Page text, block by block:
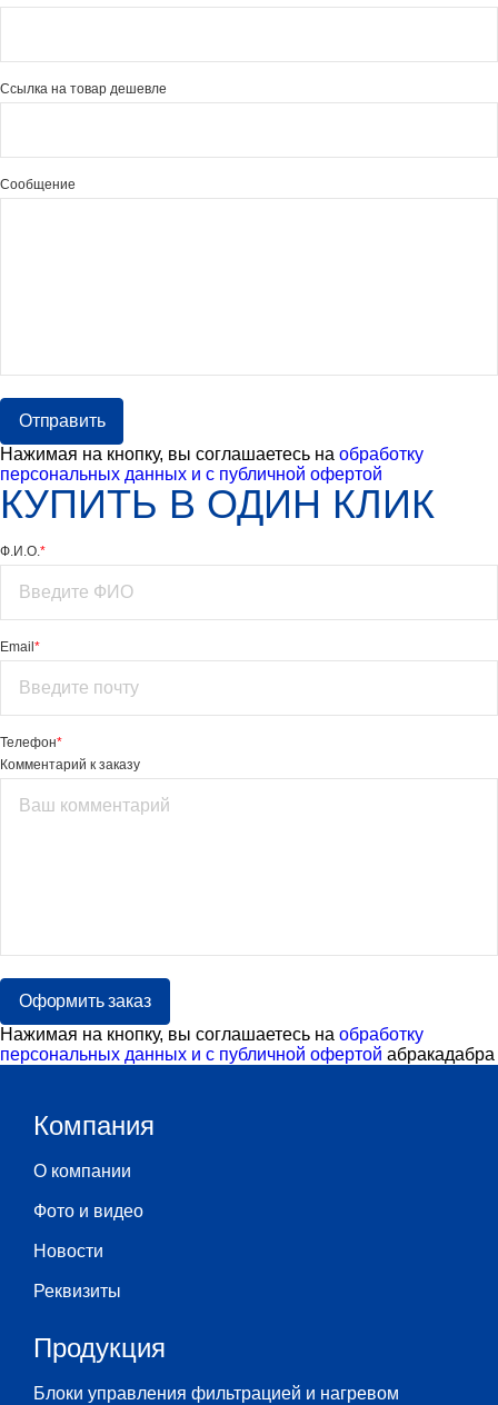
Ссылка на товар дешевле
Сообщение
Отправить
Нажимая на кнопку, вы соглашаетесь на обработку
персональных данных и с публичной офертой
КУПИТЬ В ОДИН КЛИК
Ф.И.О.*
Email *
Телефон*
Комментарий к заказу
Оформить заказ
Нажимая на кнопку, вы соглашаетесь на обработку
персональных данных и с публичной офертой абракадабра
Компания
О компании
Фото и видео
Новости
Реквизиты
Продукция
Блоки управления фильтрацией и нагревом